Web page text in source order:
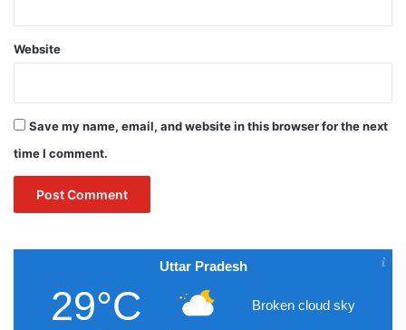
Website
Save my name, email, and website in this browser for the next
time I comment.
Uttar Pradesh
29°C Broken cloud sky